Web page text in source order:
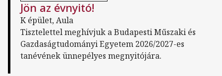
Jön az évnyitó!
K épület, Aula
Tisztelettel meghívjuk a Budapesti Műszaki és
Gazdaságtudományi Egyetem 2026/2027-es
tanévének ünnepélyes megnyitójára.